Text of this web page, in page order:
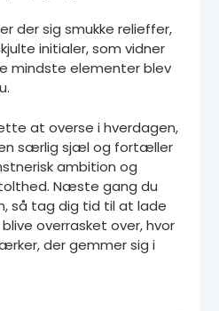
der sig smukke relieffer,
initialer, som vidner
mindste elementer blev
at overse i hverdagen,
særlig sjæl og fortæller
ambition og
Næste gang du
så tag dig tid til at lade
overrasket over, hvor
der gemmer sig i